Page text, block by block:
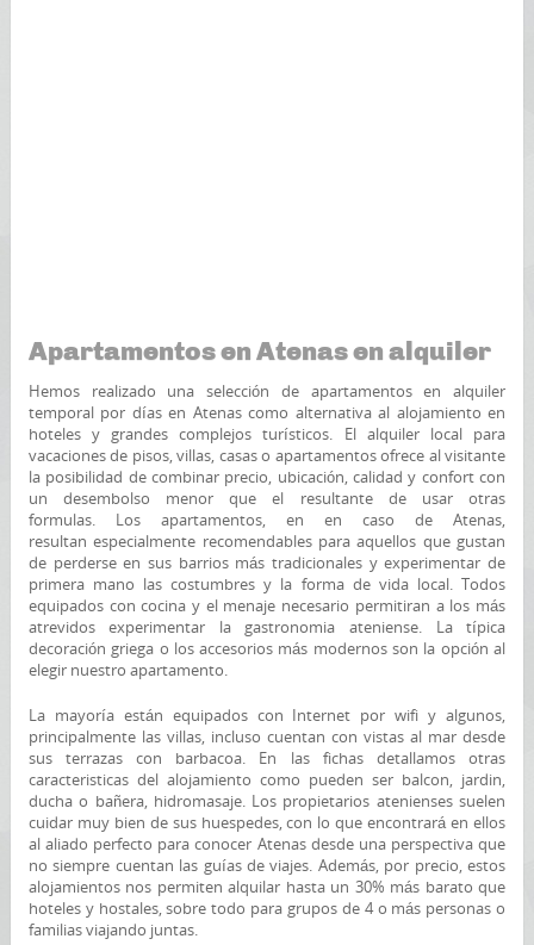
Apartamentos en Atenas en alquiler
Hemos realizado una selección de apartamentos en alquiler
temporal por días en Atenas como alternativa al alojamiento en
hoteles y grandes complejos turísticos. El alquiler local para
vacaciones de pisos, villas, casas o apartamentos ofrece al visitante
la posibilidad de combinar precio, ubicación, calidad y confort con
un desembolso menor que el resultante de usar otras
formulas. Los apartamentos, en en caso de Atenas,
resultan especialmente recomendables para aquellos que gustan
de perderse en sus barrios más tradicionales y experimentar de
primera mano las costumbres y la forma de vida local. Todos
equipados con cocina y el menaje necesario permitiran a los más
atrevidos experimentar la gastronomia ateniense. La típica
decoración griega o los accesorios más modernos son la opción al
elegir nuestro apartamento.
La mayoría están equipados con Internet por wifi y algunos,
principalmente las villas, incluso cuentan con vistas al mar desde
sus terrazas con barbacoa. En las fichas detallamos otras
caracteristicas del alojamiento como pueden ser balcon, jardin,
ducha o bañera, hidromasaje. Los propietarios atenienses suelen
cuidar muy bien de sus huespedes, con lo que encontrará en ellos
al aliado perfecto para conocer Atenas desde una perspectiva que
no siempre cuentan las guías de viajes. Además, por precio, estos
alojamientos nos permiten alquilar hasta un 30% más barato que
hoteles y hostales, sobre todo para grupos de 4 o más personas o
familias viajando juntas.